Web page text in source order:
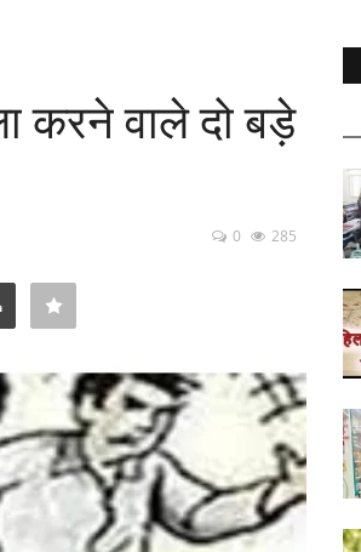
करने वाले दो बड़े
0 285